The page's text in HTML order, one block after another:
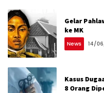
Gelar
ke MK
News 14/
Kasus
8 Orang